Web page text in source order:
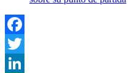
Facebook
Twitter